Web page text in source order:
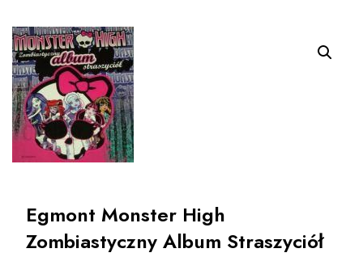
Egmont Monster High
Zombiastyczny Album Straszyciół